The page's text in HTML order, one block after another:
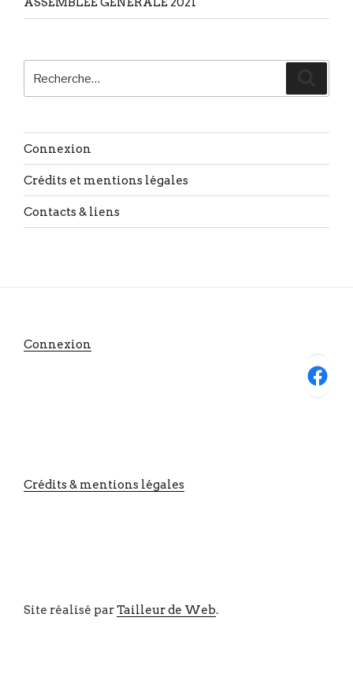
pour
Connexion
Crédits et mentions légales
Contacts & liens
Connexion
Facebook
Crédits & mentions légales
Site réalisé parTailleur de Web.